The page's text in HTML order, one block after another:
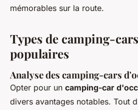
mémorables sur la route.
Types de camping-
populaires
Analyse des camping-cars
Opter pour un camping-car
divers avantages notables. Tout